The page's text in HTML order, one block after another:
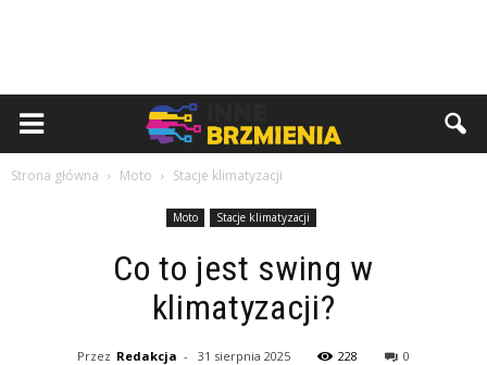
Strona główna Moto Stacje klimatyzacji
Moto Stacje klimatyzacji
Co to jest swing w
klimatyzacji?
Przez Redakcja - 31 sierpnia 2025 228 0